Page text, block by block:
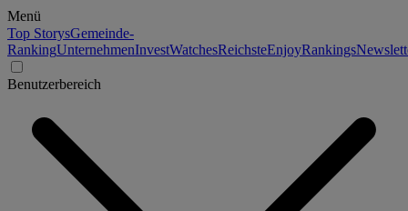
Menü
Top StorysGemeinde-
RankingUnternehmenInvestWatchesReichsteEnjoyRankings
Benutzerbereich